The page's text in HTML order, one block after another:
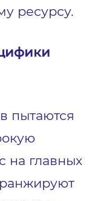
ресурсу.
пытаются
на главных